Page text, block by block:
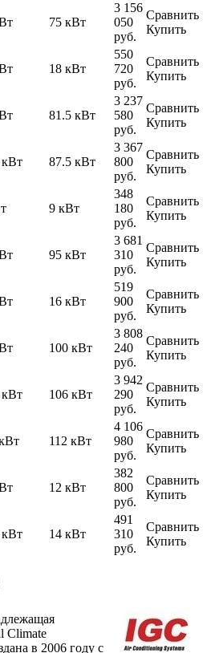
75 кВт
3 156
050
руб.
Сравнить
Купить
18 кВт
550
720
руб.
Сравнить
Купить
81.5 кВт
3 237
580
руб.
Сравнить
Купить
кВт 87.5 кВт
3 367
800
руб.
Сравнить
Купить
9 кВт
348
180
руб.
Сравнить
Купить
95 кВт
3 681
310
руб.
Сравнить
Купить
16 кВт
519
900
руб.
Сравнить
Купить
100 кВт
3 808
240
руб.
Сравнить
Купить
кВт 106 кВт
3 942
290
руб.
Сравнить
Купить
112 кВт
4 106
980
руб.
Сравнить
Купить
12 кВт
382
800
руб.
Сравнить
Купить
кВт 14 кВт
491
310
руб.
Сравнить
Купить
Climate
в 2006 году с